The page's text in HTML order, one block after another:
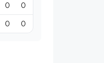
0 0
0 0